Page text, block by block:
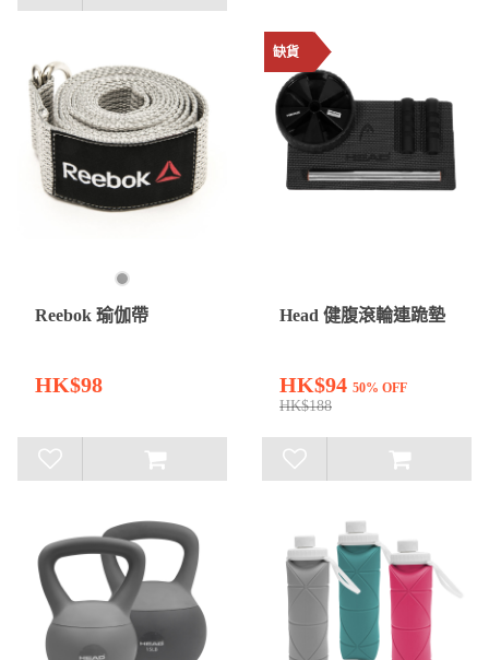
Reebok 瑜伽帶
HK$98
缺貨
Head 健腹滾輪連跪墊
HK$94 50% OFF
HK$188